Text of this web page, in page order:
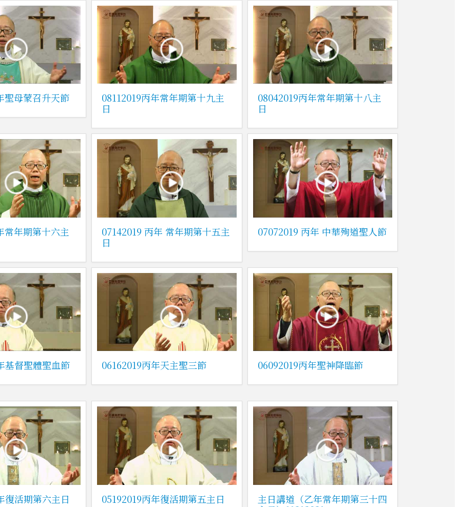
聖母蒙召升天節
08112019丙年常年期第十九主
日
08042019丙年常年期第十八主
日
常年期第十六主
07142019 丙年 常年期第十五主
日
07072019 丙年 中華殉道聖人節
基督聖體聖血節 06162019丙年天主聖三節 06092019丙年聖神降臨節
復活期第六主日 05192019丙年復活期第五主日
主日講道（乙年常年期第三十四